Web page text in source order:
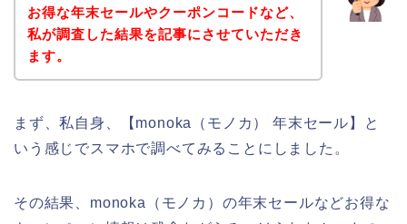
お得な年末セールやクーポンコードなど、
私が調査した結果を記事にさせていただき
ます。
まず、私自身、【monoka（モノカ） 年末セール】と
いう感じでスマホで調べてみることにしました。
その結果、monoka（モノカ）の年末セールなどお得な